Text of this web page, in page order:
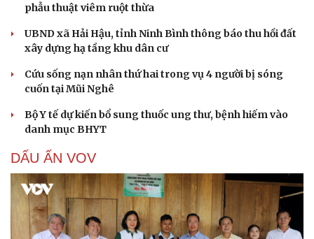
Cải chính
phẫu thuật viêm ruột thừa
UBND xã Hải Hậu, tỉnh Ninh Bình thông báo thu hồi đất
xây dựng hạ tầng khu dân cư
Cứu sống nạn nhân thứ hai trong vụ 4 người bị sóng
cuốn tại Mũi Nghê
Bộ Y tế dự kiến bổ sung thuốc ung thư, bệnh hiếm vào
danh mục BHYT
DẤU ẤN VOV